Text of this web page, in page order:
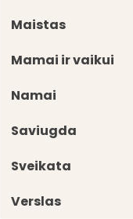
Maistas
Mamai ir vaikui
Namai
Saviugda
Sveikata
Verslas